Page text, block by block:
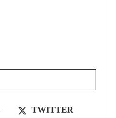
TWITTER